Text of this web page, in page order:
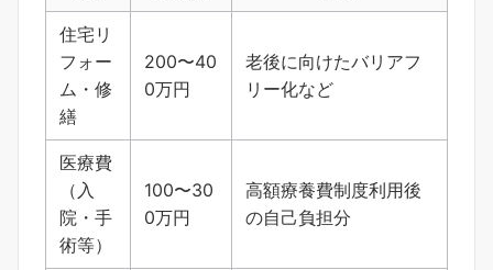
住宅リ
フォー
ム・修
繕
200〜40
0万円
老後に向けたバリアフ
リー化など
医療費
（入
院・手
術等）
100〜30
0万円
高額療養費制度利用後
の自己負担分